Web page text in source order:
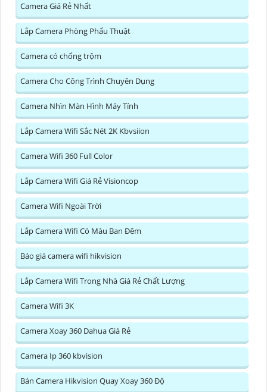
Camera Giá Rẻ Nhất
Lắp Camera Phòng Phẩu Thuật
Camera có chống trộm
Camera Cho Công Trình Chuyên Dụng
Camera Nhìn Màn Hình Máy Tính
Lắp Camera Wifi Sắc Nét 2K Kbvsiion
Camera Wifi 360 Full Color
Lắp Camera Wifi Giá Rẻ Visioncop
Camera Wifi Ngoài Trời
Lắp Camera Wifi Có Màu Ban Đêm
Báo giá camera wifi hikvision
Lắp Camera Wifi Trong Nhà Giá Rẻ Chất Lượng
Camera Wifi 3K
Camera Xoay 360 Dahua Giá Rẻ
Camera Ip 360 kbvision
Bán Camera Hikvision Quay Xoay 360 Độ